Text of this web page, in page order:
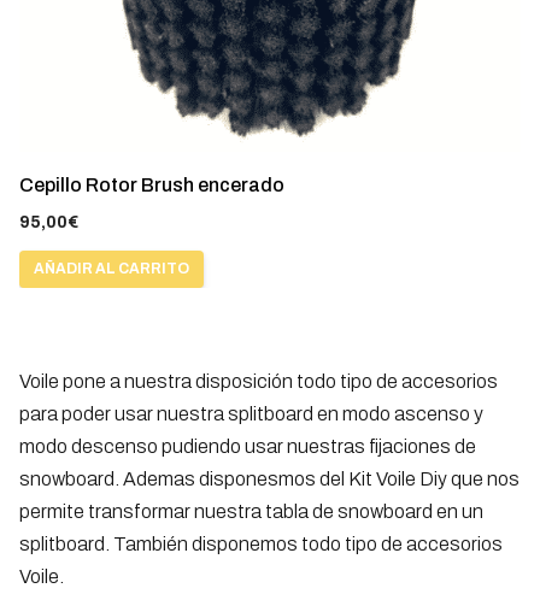
Cepillo Rotor Brush encerado
95,00€
AÑADIR AL CARRITO
Voile pone a nuestra disposición todo tipo de accesorios
para poder usar nuestra splitboard en modo ascenso y
modo descenso pudiendo usar nuestras fijaciones de
snowboard. Ademas disponesmos del Kit Voile Diy que nos
permite transformar nuestra tabla de snowboard en un
splitboard. También disponemos todo tipo de accesorios
Voile.